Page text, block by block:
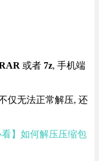
或者 7z, 手机端
仅无法正常解压, 还
看】如何解压压缩包